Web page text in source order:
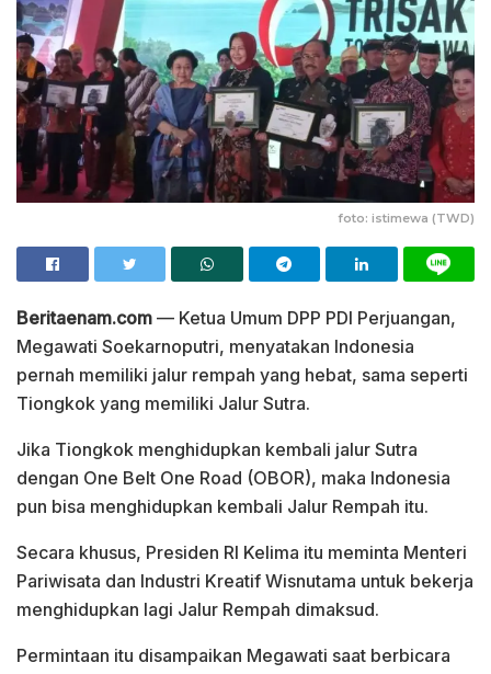
foto: istimewa (TWD)
Beritaenam.com — Ketua Umum DPP PDI Perjuangan,
Megawati Soekarnoputri, menyatakan Indonesia
pernah memiliki jalur rempah yang hebat, sama seperti
Tiongkok yang memiliki Jalur Sutra.
Jika Tiongkok menghidupkan kembali jalur Sutra
dengan One Belt One Road (OBOR), maka Indonesia
pun bisa menghidupkan kembali Jalur Rempah itu.
Secara khusus, Presiden RI Kelima itu meminta Menteri
Pariwisata dan Industri Kreatif Wisnutama untuk bekerja
menghidupkan lagi Jalur Rempah dimaksud.
Permintaan itu disampaikan Megawati saat berbicara